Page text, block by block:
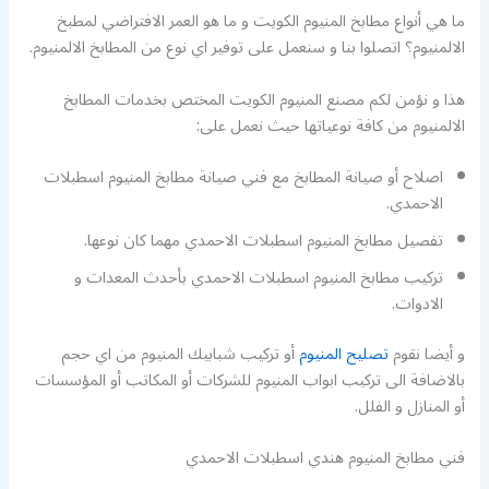
ما هي أنواع مطابخ المنيوم الكويت و ما هو العمر الافتراضي لمطبخ
الالمنيوم؟ اتصلوا بنا و سنعمل على توفير اي نوع من المطابخ الالمنيوم.
هذا و نؤمن لكم مصنع المنيوم الكويت المختص بخدمات المطابخ
الالمنيوم من كافة نوعياتها حيث نعمل على:
اصلاح أو صيانة المطابخ مع فني صيانة مطابخ المنيوم اسطبلات
الاحمدي.
تفصيل مطابخ المنيوم اسطبلات الاحمدي مهما كان نوعها.
تركيب مطابخ المنيوم اسطبلات الاحمدي بأحدث المعدات و
الادوات.
و أيضا نقومتصليح المنيومأو تركيب شبابيك المنيوم من اي حجم
بالاضافة الى تركيب ابواب المنيوم للشركات أو المكاتب أو المؤسسات
أو المنازل و الفلل.
فني مطابخ المنيوم هندي اسطبلات الاحمدي